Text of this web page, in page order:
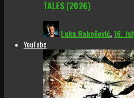
TALES (2026)
Luka Rakočević,16.
YouTube